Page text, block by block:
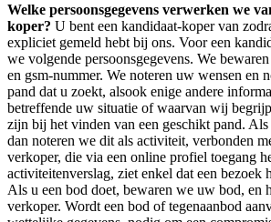
Welke persoonsgegevens verwerken we
koper? U bent een kandidaat-koper van
expliciet gemeld hebt bij ons. Voor een
we volgende persoonsgegevens. We
en gsm-nummer. We noteren uw wensen en
pand dat u zoekt, alsook enige andere
betreffende uw situatie of waarvan wij
zijn bij het vinden van een geschikt pand. Als
dan noteren we dit als activiteit, verbonden
verkoper, die via een online profiel toegang
activiteitenverslag, ziet enkel dat een bezoek
Als u een bod doet, bewaren we uw bod, en
verkoper. Wordt een bod of tegenaanbod